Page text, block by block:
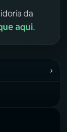
da
aqui.
›